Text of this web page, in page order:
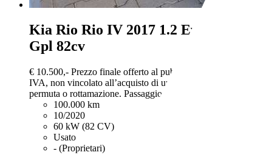
Kia Rio Rio IV 2017 1.2 Evolution
Gpl 82cv
€ 10.500,- Prezzo finale offerto al pubblico, comprensivo di
IVA, non vincolato all’acquisto di un finanziamento, a
permuta o rottamazione. Passaggio di proprietà e IPT esclusi.
100.000 km
10/2020
60 kW (82 CV)
Usato
- (Proprietari)